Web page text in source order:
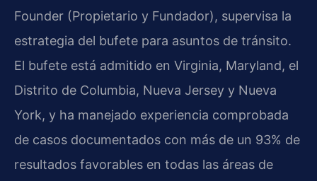
Founder (Propietario y Fundador), supervisa la
estrategia del bufete para asuntos de tránsito.
El bufete está admitido en Virginia, Maryland, el
Distrito de Columbia, Nueva Jersey y Nueva
York, y ha manejado experiencia comprobada
de casos documentados con más de un 93% de
resultados favorables en todas las áreas de